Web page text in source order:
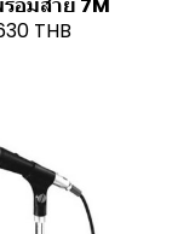
ร้อมสาย 7M
THB